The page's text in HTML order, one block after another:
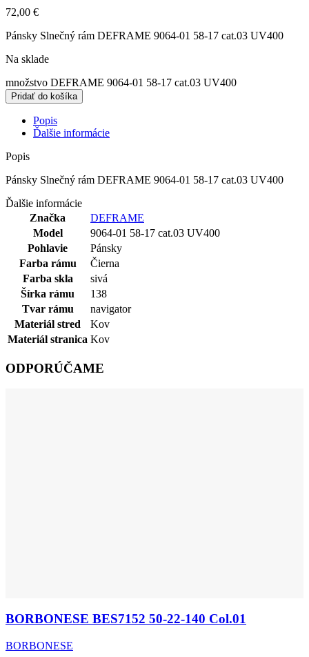
72,00 €
Pánsky Slnečný rám DEFRAME 9064-01 58-17 cat.03 UV400
Na sklade
množstvo DEFRAME 9064-01 58-17 cat.03 UV400
Pridať do košíka
Popis
Ďalšie informácie
Popis
Pánsky Slnečný rám DEFRAME 9064-01 58-17 cat.03 UV400
Ďalšie informácie
Značka
DEFRAME
Model
9064-01 58-17 cat.03 UV400
Pohlavie
Pánsky
Farba rámu
Čierna
Farba skla
sivá
Šírka rámu
138
Tvar rámu
navigator
Materiál stred
Kov
Materiál stranica Kov
ODPORÚČAME
BORBONESE BES7152 50-22-140 Col.01
BORBONESE